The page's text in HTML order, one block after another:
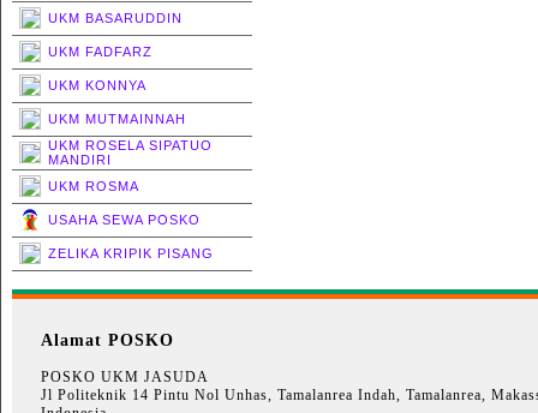
UKM BASARUDDIN
UKM FADFARZ
UKM KONNYA
UKM MUTMAINNAH
UKM ROSELA SIPATUO
MANDIRI
UKM ROSMA
USAHA SEWA POSKO
ZELIKA KRIPIK PISANG
Alamat POSKO
POSKO UKM JASUDA
Jl Politeknik 14 Pintu Nol Unhas, Tamalanrea Indah, Tamalanrea,